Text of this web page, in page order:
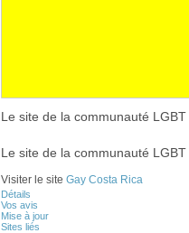
Le site de la communauté
Le site de la communauté
Visiter le site Gay Costa Rica
Détails
Vos avis
Mise à jour
Sites liés